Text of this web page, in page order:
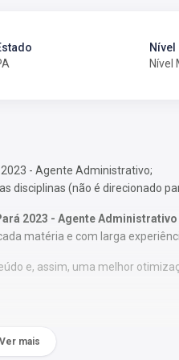
Nível
Nível
- Agente Administrativo;
disciplinas (não é direcionado
2023 - Agente Administrativo
matéria e com larga
e, assim, uma melhor
mais